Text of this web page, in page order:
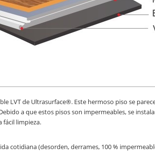
LVT de Ultrasurface®. Este hermoso piso se
a que estos pisos son impermeables, se
fácil limpieza.
cotidiana (desorden, derrames, 100 %